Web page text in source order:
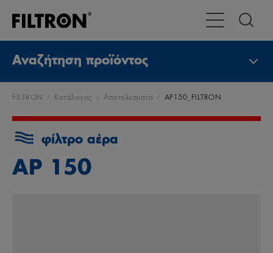
Εναλλαγή
Αναζήτηση προϊόντος
FILTRON Κατάλογος Αποτελέσματα AP150_FILTRON
φίλτρο αέρα
AP 150